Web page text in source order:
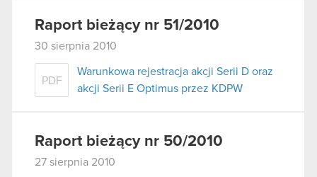
Raport bieżący nr 51/2010
30 sierpnia 2010
PDF
Warunkowa rejestracja akcji Serii D oraz
akcji Serii E Optimus przez KDPW
Raport bieżący nr 50/2010
27 sierpnia 2010